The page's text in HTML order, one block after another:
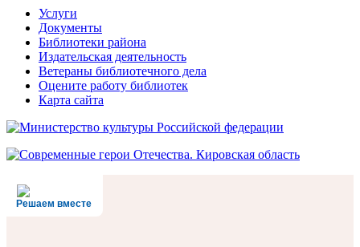
Услуги
Документы
Библиотеки района
Издательская деятельность
Ветераны библиотечного дела
Оцените работу библиотек
Карта сайта
Решаем вместе